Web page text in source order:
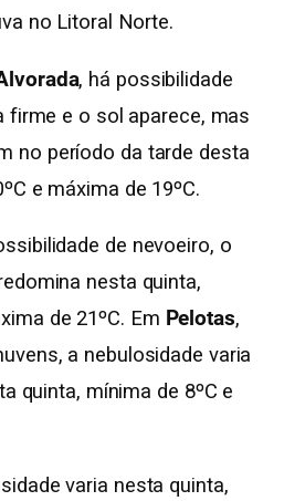
no Litoral Norte.
, há possibilidade
firme e o sol aparece, mas
no período da tarde desta
e máxima de 19ºC.
de nevoeiro, o
nesta quinta,
de 21ºC. Em Pelotas,
a nebulosidade varia
quinta, mínima de 8ºC e
varia nesta quinta,